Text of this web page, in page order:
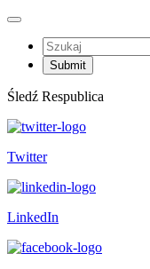
Śledź Respublica
Twitter
LinkedIn